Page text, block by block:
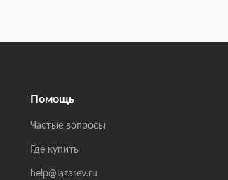
Помощь
Частые вопросы
Где купить
help@lazarev.ru